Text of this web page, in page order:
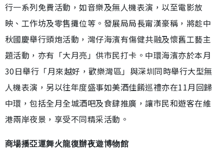
行一系列免費活動，如音樂及無人機表演，以至電影放
映、工作坊及零售攤位等。發展局局長甯漢豪稱，將趁中
秋國慶舉行頭炮活動，灣仔海濱有傷健共融及懷舊工藝主
題活動，亦有「大月亮」供市民打卡。中環海濱亦於本月
30日舉行「月來越好，歡樂灣區」與深圳同時舉行大型無
人機表演，另以往年度盛事如美酒佳餚巡禮亦在11月回歸
中環，包括全月全城酒吧及食肆推廣，讓市民和遊客在維
港兩岸夜景，享受不同精采活動。
商場播亞運舞火龍復辦夜遊博物館